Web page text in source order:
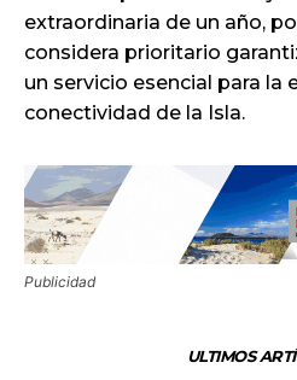
extraordinaria de un año,
considera prioritario
un servicio esencial para la
conectividad de la Isla.
Publicidad
ULTIMOS